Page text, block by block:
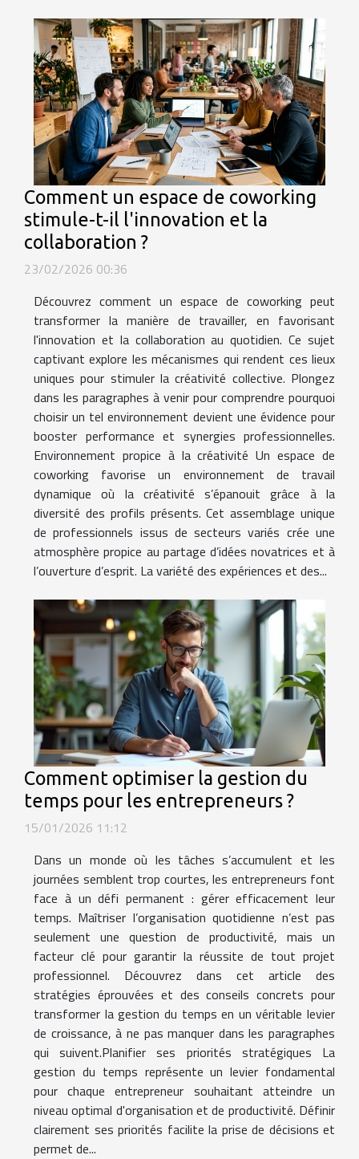
Comment un espace de coworking
stimule-t-il l'innovation et la
collaboration ?
23/02/2026 00:36
Découvrez comment un espace de coworking peut
transformer la manière de travailler, en favorisant
l'innovation et la collaboration au quotidien. Ce sujet
captivant explore les mécanismes qui rendent ces lieux
uniques pour stimuler la créativité collective. Plongez
dans les paragraphes à venir pour comprendre pourquoi
choisir un tel environnement devient une évidence pour
booster performance et synergies professionnelles.
Environnement propice à la créativité Un espace de
coworking favorise un environnement de travail
dynamique où la créativité s’épanouit grâce à la
diversité des profils présents. Cet assemblage unique
de professionnels issus de secteurs variés crée une
atmosphère propice au partage d’idées novatrices et à
l’ouverture d’esprit. La variété des expériences et des...
Comment optimiser la gestion du
temps pour les entrepreneurs ?
15/01/2026 11:12
Dans un monde où les tâches s’accumulent et les
journées semblent trop courtes, les entrepreneurs font
face à un défi permanent : gérer efficacement leur
temps. Maîtriser l’organisation quotidienne n’est pas
seulement une question de productivité, mais un
facteur clé pour garantir la réussite de tout projet
professionnel. Découvrez dans cet article des
stratégies éprouvées et des conseils concrets pour
transformer la gestion du temps en un véritable levier
de croissance, à ne pas manquer dans les paragraphes
qui suivent.Planifier ses priorités stratégiques La
gestion du temps représente un levier fondamental
pour chaque entrepreneur souhaitant atteindre un
niveau optimal d'organisation et de productivité. Définir
clairement ses priorités facilite la prise de décisions et
permet de...